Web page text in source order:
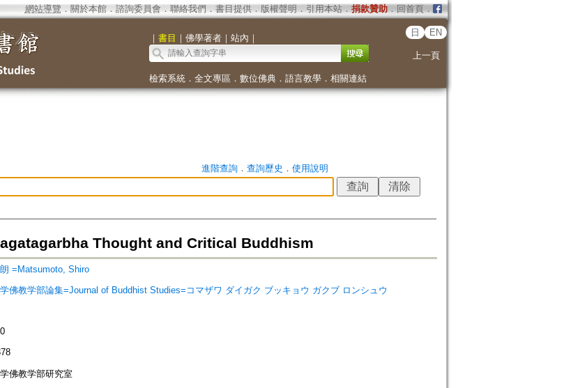
網站導覽 ． 關於本館． 諮詢委員會． 聯絡我們 ． 書目提供． 版權聲明 ． 引用本站． 捐款贊助．回首頁．
｜ 書目 ｜ 佛學著者｜ 站內 ｜
日 EN
上一頁
檢索系統． 全文專區 ． 數位佛典． 語言教學． 相關連結
進階查詢． 查詢歷史 ． 使用說明
Thought and Critical Buddhism
=Matsumoto, Shiro
佛教学部論集=Journal of Buddhist Studies=コマザワ ダイガク ブッキョウ ガクブ ロンシュウ
佛教学部研究室